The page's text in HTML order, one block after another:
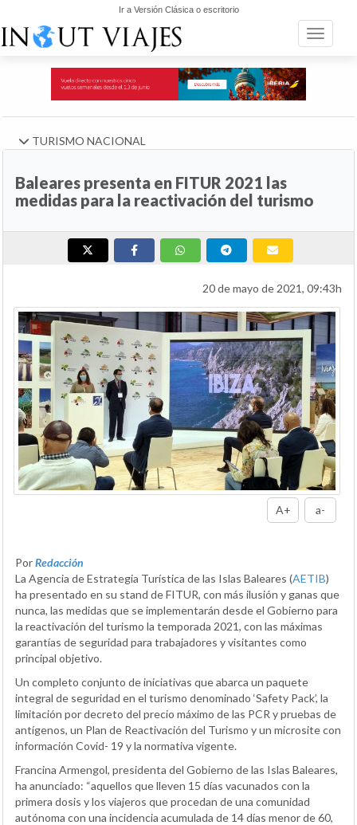
Ir a Versión Clásica o escritorio
Toggle
TURISMO NACIONAL
Baleares presenta en FITUR 2021 las
medidas para la reactivación del turismo
20 de mayo de 2021, 09:43h
A+ a-
PorRedacción
La Agencia de Estrategia Turística de las Islas Baleares (AETIB)
ha presentado en su stand de FITUR, con más ilusión y ganas que
nunca, las medidas que se implementarán desde el Gobierno para
la reactivación del turismo la temporada 2021, con las máximas
garantías de seguridad para trabajadores y visitantes como
principal objetivo.
Un completo conjunto de iniciativas que abarca un paquete
integral de seguridad en el turismo denominado ‘Safety Pack’, la
limitación por decreto del precio máximo de las PCR y pruebas de
antígenos, un Plan de Reactivación del Turismo y un microsite con
información Covid- 19 y la normativa vigente.
Francina Armengol, presidenta del Gobierno de las Islas Baleares,
ha anunciado: “aquellos que lleven 15 días vacunados con la
primera dosis y los viajeros que procedan de una comunidad
autónoma con una incidencia acumulada de 14 días menor de 60,